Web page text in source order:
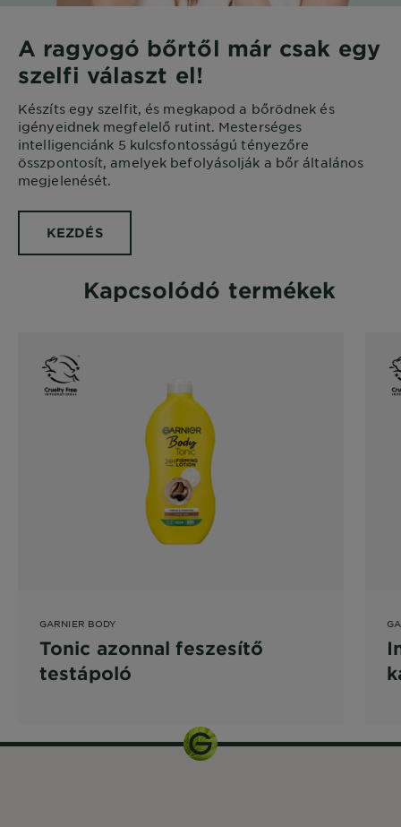
A ragyogó bőrtől már csak egy
szelfi választ el!
Készíts egy szelfit, és megkapod a bőrödnek és
igényeidnek megfelelő rutint. Mesterséges
intelligenciánk 5 kulcsfontosságú tényezőre
összpontosít, amelyek befolyásolják a bőr általános
megjelenését.
KEZDÉS
Kapcsolódó termékek
GARNIER BODY
Tonic azonnal feszesítő
testápoló